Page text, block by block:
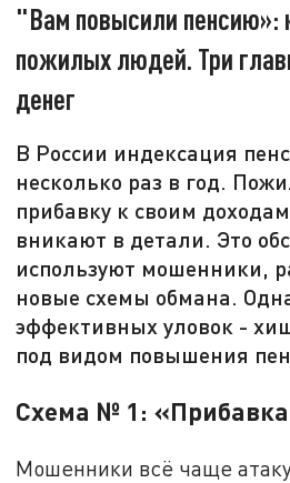
"Вам повысили пенсию»:
пожилых людей. Три
денег
В России индексация
несколько раз в год.
прибавку к своим
вникают в детали. Это
используют мошенники,
новые схемы обмана.
эффективных уловок -
под видом повышения
Схема № 1:
Мошенники всё чаще